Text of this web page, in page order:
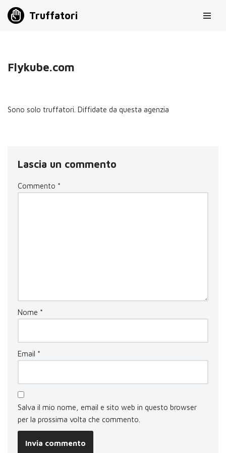
Truffatori
Flykube.com
Sono solo truffatori. Diffidate da questa agenzia
Lascia un commento
Commento *
Nome *
Email *
Salva il mio nome, email e sito web in questo browser
per la prossima volta che commento.